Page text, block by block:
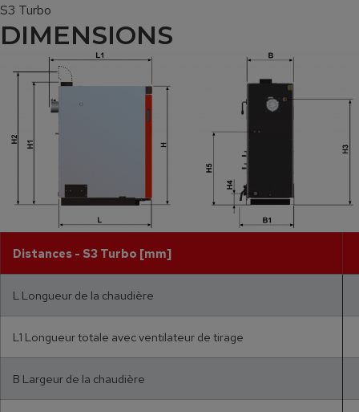
S3 Turbo
DIMENSIONS
Distances - S3 Turbo [mm]
L Longueur de la chaudière
L1 Longueur totale avec ventilateur de tirage
B Largeur de la chaudière